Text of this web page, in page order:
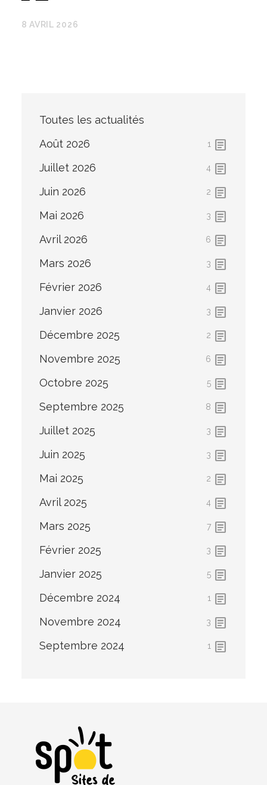
8 AVRIL 2026
Toutes les actualités
Août 2026
1 article
Juillet 2026 4 article
Juin 2026 2 article
Mai 2026 3 article
Avril 2026 6 article
Mars 2026 3 article
Février 2026 4 article
Janvier 2026 3 article
Décembre 2025 2 article
Novembre 2025 6 article
Octobre 2025 5 article
Septembre 2025 8 article
Juillet 2025 3 article
Juin 2025 3 article
Mai 2025 2 article
Avril 2025 4 article
Mars 2025 7 article
Février 2025 3 article
Janvier 2025 5 article
Décembre 2024 1 article
Novembre 2024 3 article
Septembre 2024 1 article